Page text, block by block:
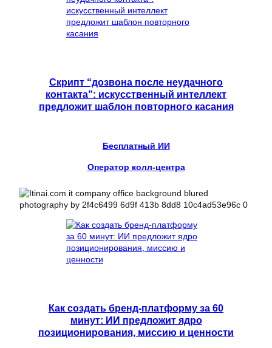
Скрипт “дозвона после неудачного
контакта”: искусственный интеллект
предложит шаблон повторного касания
Бесплатный ИИ
Оператор колл-центра
Как создать бренд-платформу за 60
минут: ИИ предложит ядро
позиционирования, миссию и ценности